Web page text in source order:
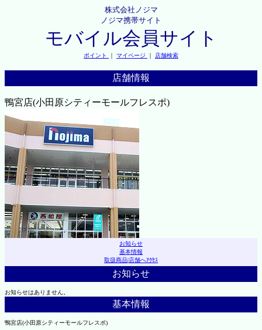
株式会社ノジマ
ノジマ携帯サイト
モバイル会員サイト
ポイント ｜ マイページ ｜ 店舗検索
店舗情報
鴨宮店(小田原シティーモールフレスポ)
お知らせ
基本情報
取扱商品|店舗へｱｸｾｽ
お知らせ
お知らせはありません。
基本情報
鴨宮店(小田原シティーモールフレスポ)